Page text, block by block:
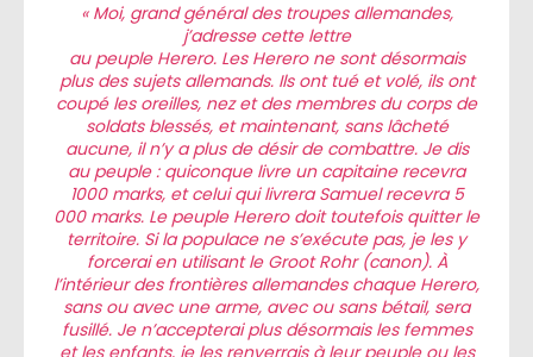
« Moi, grand général des troupes allemandes,
j’adresse cette lettre
au peuple Herero. Les Herero ne sont désormais
plus des sujets allemands. Ils ont tué et volé, ils ont
coupé les oreilles, nez et des membres du corps de
soldats blessés, et maintenant, sans lâcheté
aucune, il n’y a plus de désir de combattre. Je dis
au peuple : quiconque livre un capitaine recevra
1000 marks, et celui qui livrera Samuel recevra 5
000 marks. Le peuple Herero doit toutefois quitter le
territoire. Si la populace ne s’exécute pas, je les y
forcerai en utilisant le Groot Rohr (canon). À
l’intérieur des frontières allemandes chaque Herero,
sans ou avec une arme, avec ou sans bétail, sera
fusillé. Je n’accepterai plus désormais les femmes